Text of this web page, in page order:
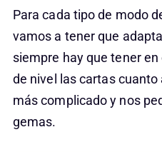
Para cada tipo de modo
vamos a tener que
siempre hay que tener
de nivel las cartas cuanto
más complicado y nos
gemas.